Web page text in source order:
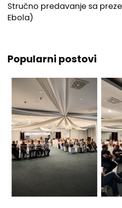
Stručno predavanje sa
Ebola)
Popularni postovi